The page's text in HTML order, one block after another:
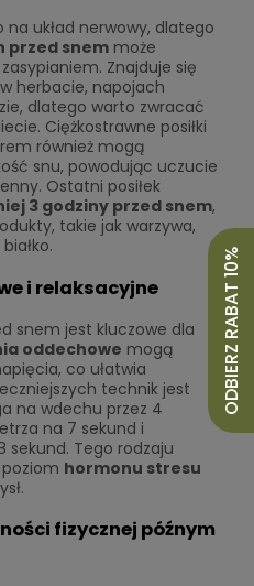
na układ nerwowy, dlatego
przed snem może
Znajduje się
herbacie, napojach
dlatego warto zwracać
Ciężkostrawne posiłki
również mogą
snu, powodując uczucie
Ostatni posiłek
3 godziny przed snem,
takie jak warzywa,
i relaksacyjne
snem jest kluczowe dla
oddechowe mogą
co ułatwia
technik jest
na wdechu przez 4
na 7 sekund i
sekund. Tego rodzaju
hormonu stresu
fizycznej późnym
ODBIERZ RABAT 10%